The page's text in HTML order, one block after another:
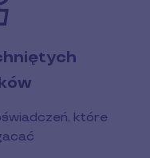
które